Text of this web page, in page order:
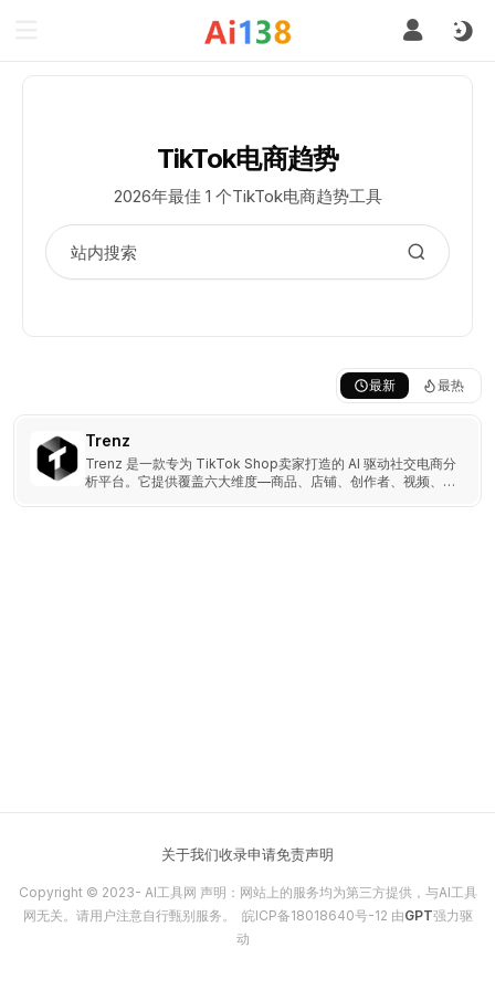
TikTok电商趋势
2026年最佳 1 个TikTok电商趋势工具
最新 最热
Trenz
Trenz 是一款专为 TikTok Shop卖家打造的 AI 驱动社交电商分
析平台。它提供覆盖六大维度—商品、店铺、创作者、视频、广
关于我们收录申请免责声明
Copyright © 2023- AI工具网 声明：网站上的服务均为第三方提供，与AI工具
网无关。请用户注意自行甄别服务。 皖ICP备18018640号-12 由GPT强力驱
动